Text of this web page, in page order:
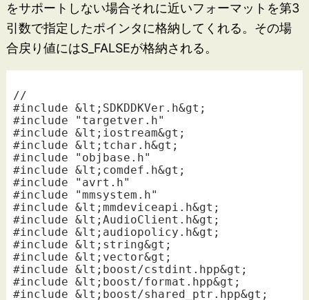
をサポートしない場合それに近いフォーマットを第3
引数で指定したポインタに格納してくれる。その場
合戻り値にはS_FALSEが格納される。